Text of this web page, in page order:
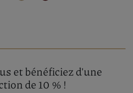
et bénéficiez d'une
de 10 % !